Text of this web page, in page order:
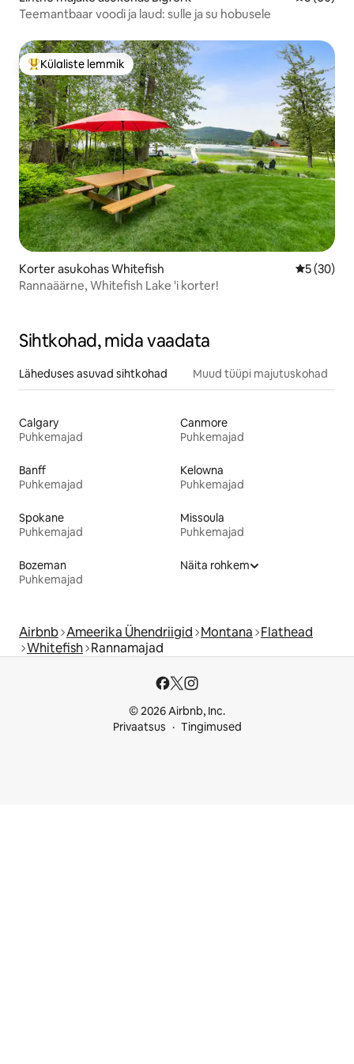
Teemantbaar voodi ja laud: sulle ja su hobusele
Külaliste suur lemmik
Külaliste lemmik
Korter asukohas Whitefish Keskmine
5 (30)
Rannaäärne, Whitefish Lake 'i korter!
Sihtkohad, mida vaadata
Läheduses asuvad sihtkohad Muud tüüpi majutuskohad
Calgary
Puhkemajad
Canmore
Puhkemajad
Banff
Puhkemajad
Kelowna
Puhkemajad
Spokane
Puhkemajad
Missoula
Puhkemajad
Bozeman
Puhkemajad
Näita rohkem
Airbnb Ameerika Ühendriigid Montana Flathead
Whitefish Rannamajad
© 2026 Airbnb, Inc.
Privaatsus
Tingimused